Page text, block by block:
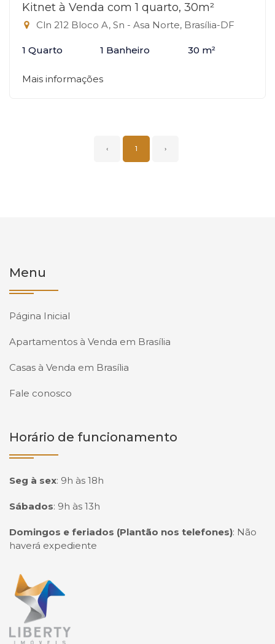
Kitnet à Venda com 1 quarto, 30m²
Cln 212 Bloco A, Sn - Asa Norte, Brasília-DF
1 Quarto 1 Banheiro 30 m²
Mais informações
‹ 1 ›
Menu
Página Inicial
Apartamentos à Venda em Brasília
Casas à Venda em Brasília
Fale conosco
Horário de funcionamento
Seg à sex: 9h às 18h
Sábados: 9h às 13h
Domingos e feriados (Plantão nos telefones): Não
haverá expediente
Página inicial